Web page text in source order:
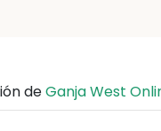
deGanja West